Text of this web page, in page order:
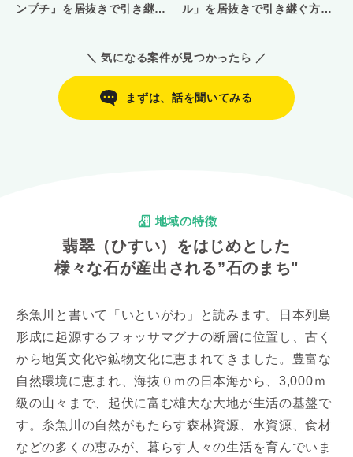
ンプチ』を居抜きで引き継ぐ
ル」を居抜きで引き継ぐ方を
＼ 気になる案件が見つかったら ／
まずは、話を聞いてみる
地域の特徴
翡翠（ひすい）をはじめとした
様々な石が産出される”石のまち"
糸魚川と書いて「いといがわ」と読みます。日本列島
形成に起源するフォッサマグナの断層に位置し、古く
から地質文化や鉱物文化に恵まれてきました。豊富な
自然環境に恵まれ、海抜０ｍの日本海から、3,000ｍ
級の山々まで、起伏に富む雄大な大地が生活の基盤で
す。糸魚川の自然がもたらす森林資源、水資源、食材
などの多くの恵みが、暮らす人々の生活を育んでいま